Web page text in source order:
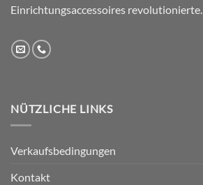
Einrichtungsaccessoires revolutionierte.
NÜTZLICHE LINKS
Verkaufsbedingungen
Kontakt